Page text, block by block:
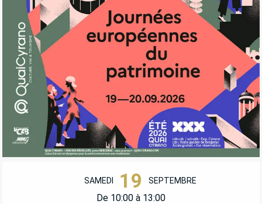
OUVERTURE ET COORDONNÉES
SAMEDI 19 SEPTEMBRE
De 10:00 à 13:00